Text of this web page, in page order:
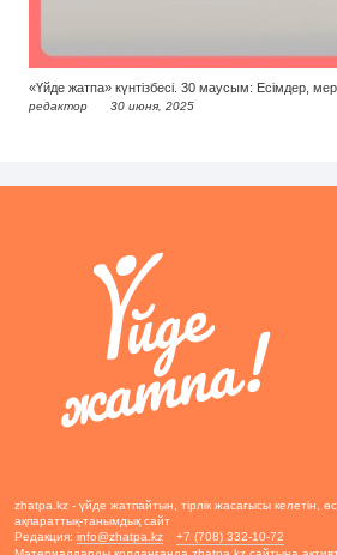
«Үйде жатпа» күнтізбесі. 30 маусым: Есімдер,
редактор 30 июня, 2025
zhatpa.kz - үйде жатпайтын, тірлік жасағысы келетін,
ақпараттық-танымдық сайт
Редакция: info@zhatpa.kz
+7 (708) 332-10-72